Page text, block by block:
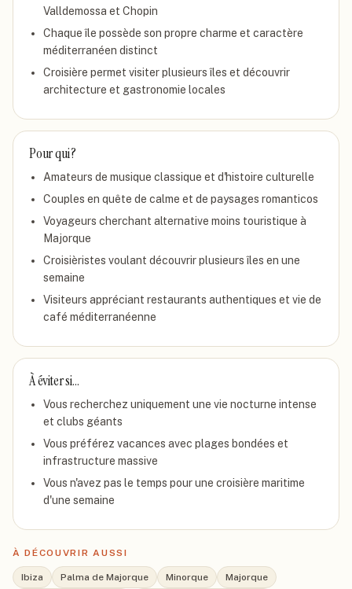
Valldemossa et Chopin
Chaque île possède son propre charme et caractère
méditerranéen distinct
Croisière permet visiter plusieurs îles et découvrir
architecture et gastronomie locales
Pour qui ?
Amateurs de musique classique et d'histoire culturelle
Couples en quête de calme et de paysages romanticos
Voyageurs cherchant alternative moins touristique à
Majorque
Croisièristes voulant découvrir plusieurs îles en une
semaine
Visiteurs appréciant restaurants authentiques et vie de
café méditerranéenne
À éviter si…
Vous recherchez uniquement une vie nocturne intense
et clubs géants
Vous préférez vacances avec plages bondées et
infrastructure massive
Vous n'avez pas le temps pour une croisière maritime
d'une semaine
À DÉCOUVRIR AUSSI
Ibiza Palma de Majorque Minorque
Majorque